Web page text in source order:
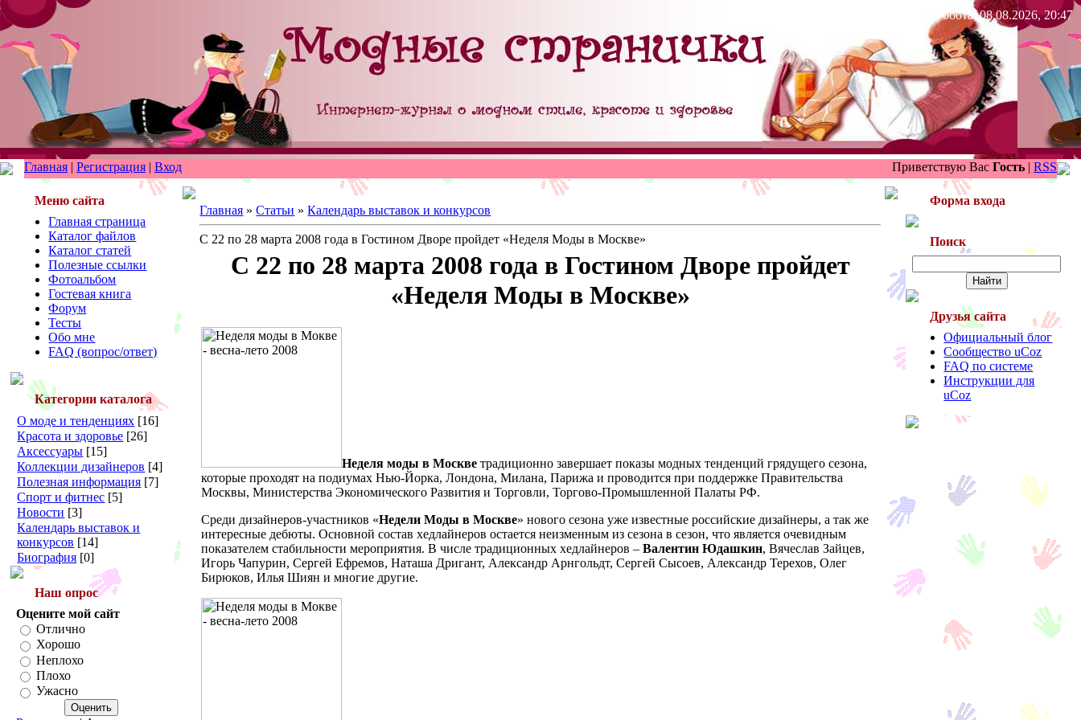
Суббота, 08.08.2026, 20:47
Главная | Регистрация | Вход Приветствую Вас Гость | RSS
Меню сайта
Главная страница
Каталог файлов
Каталог статей
Полезные ссылки
Фотоальбом
Гостевая книга
Форум
Тесты
Обо мне
FAQ (вопрос/ответ)
Категории каталога
О моде и тенденциях [16]
Красота и здоровье [26]
Аксессуары [15]
Коллекции дизайнеров [4]
Полезная информация [7]
Спорт и фитнес [5]
Новости [3]
Календарь выставок и
конкурсов [14]
Биография [0]
Наш опрос
Оцените мой сайт
Отлично
Хорошо
Неплохо
Плохо
Ужасно
Главная »Статьи »Календарь выставок и конкурсов
С 22 по 28 марта 2008 года в Гостином Дворе пройдет «Неделя Моды в Москве»
С 22 по 28 марта 2008 года в Гостином Дворе пройдет
«Неделя Моды в Москве»
Неделя моды в Москве традиционно завершает показы модных тенденций грядущего сезона,
которые проходят на подиумах Нью-Йорка, Лондона, Милана, Парижа и проводится при поддержке Правительства
Москвы, Министерства Экономического Развития и Торговли, Торгово-Промышленной Палаты РФ.
Среди дизайнеров-участников «Недели Моды в Москве» нового сезона уже известные российские дизайнеры, а так же
интересные дебюты. Основной состав хедлайнеров остается неизменным из сезона в сезон, что является очевидным
показателем стабильности мероприятия. В числе традиционных хедлайнеров –Валентин Юдашкин, Вячеслав Зайцев,
Игорь Чапурин, Сергей Ефремов, Наташа Дригант, Александр Арнгольдт, Сергей Сысоев, Александр Терехов, Олег
Бирюков, Илья Шиян и многие другие.
Форма входа
Поиск
Друзья сайта
Официальный блог
Сообщество uCoz
FAQ по системе
Инструкции для
uCoz